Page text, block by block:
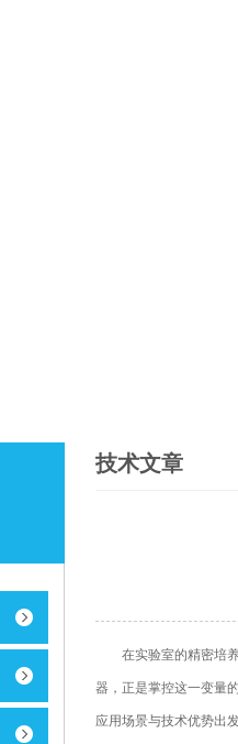
技术文章
在实验室的精密培养
器，正是掌控这一变量
应用场景与技术优势出